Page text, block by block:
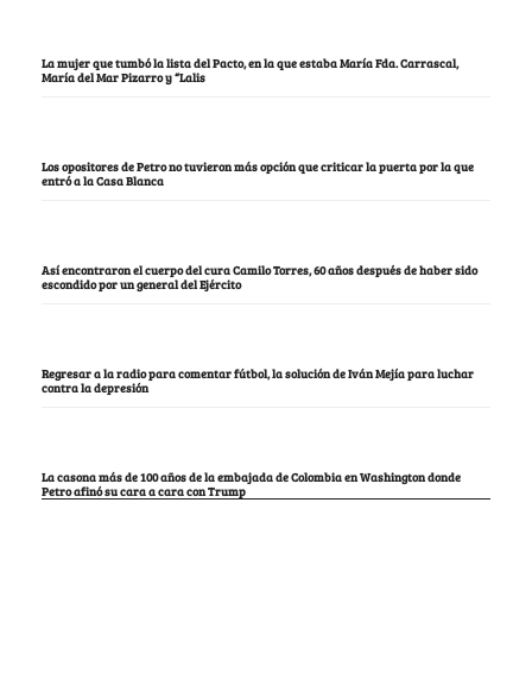
La mujer que tumbó la lista del Pacto, en la que estaba María Fda. Carrascal,
María del Mar Pizarro y “Lalis
Los opositores de Petro no tuvieron más opción que criticar la puerta por la que
entró a la Casa Blanca
Así encontraron el cuerpo del cura Camilo Torres, 60 años después de haber sido
escondido por un general del Ejército
Regresar a la radio para comentar fútbol, la solución de Iván Mejía para luchar
contra la depresión
La casona más de 100 años de la embajada de Colombia en Washington donde
Petro afinó su cara a cara con Trump